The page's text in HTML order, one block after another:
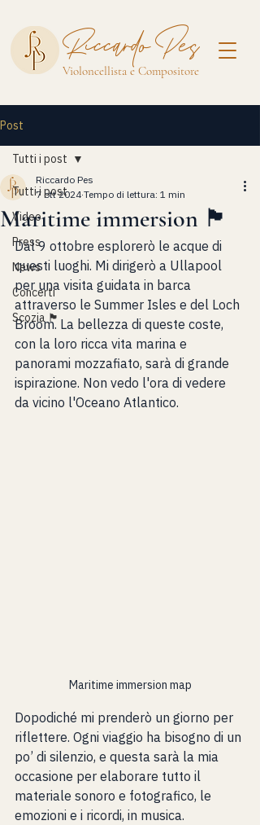
Riccardo Pes
Violoncellista e Compositore
Post
Tutti i post
Video
Press
News
Concerti
Scozia 🏴󠁧󠁢󠁳󠁣󠁴󠁿
Tutti i post
Maritime immersion 🏴󠁧󠁢󠁳󠁣󠁴󠁿
Riccardo Pes
7 ott 2024 Tempo di lettura: 1 min
Dal 9 ottobre esplorerò le acque di
questi luoghi. Mi dirigerò a Ullapool
per una visita guidata in barca
attraverso le Summer Isles e del Loch
Broom. La bellezza di queste coste,
con la loro ricca vita marina e
panorami mozzafiato, sarà di grande
ispirazione. Non vedo l'ora di vedere
da vicino l'Oceano Atlantico.
Maritime immersion map
Dopodiché mi prenderò un giorno per
riflettere. Ogni viaggio ha bisogno di un
po’ di silenzio, e questa sarà la mia
occasione per elaborare tutto il
materiale sonoro e fotografico, le
emozioni e i ricordi, in musica.